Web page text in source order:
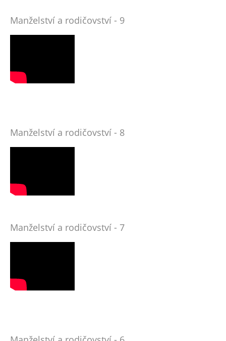
Manželství a rodičovství - 9
Manželství a rodičovství - 8
Manželství a rodičovství - 7